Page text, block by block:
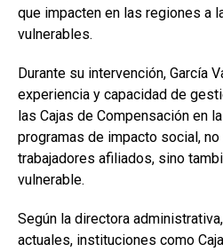
que impacten en las regiones a
vulnerables.
Durante su intervención, García
experiencia y capacidad de
las Cajas de Compensación en
programas de impacto social,
trabajadores afiliados, sino
vulnerable.
Según la directora
actuales, instituciones como